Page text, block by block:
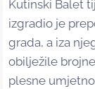
Kutinski Balet
izgradio je
grada, a iza
obilježile
plesne